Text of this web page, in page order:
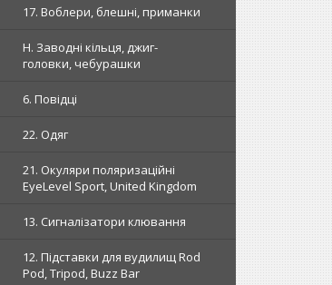
17. Воблери, блешні, приманки
H. Заводні кільця, джиг-
головки, чебурашки
6. Повідці
22. Одяг
21. Окуляри поляризаційні
EyeLevel Sport, United Kingdom
13. Сигналізатори клювання
12. Підставки для вудилищ Rod
Pod, Tripod, Buzz Bar